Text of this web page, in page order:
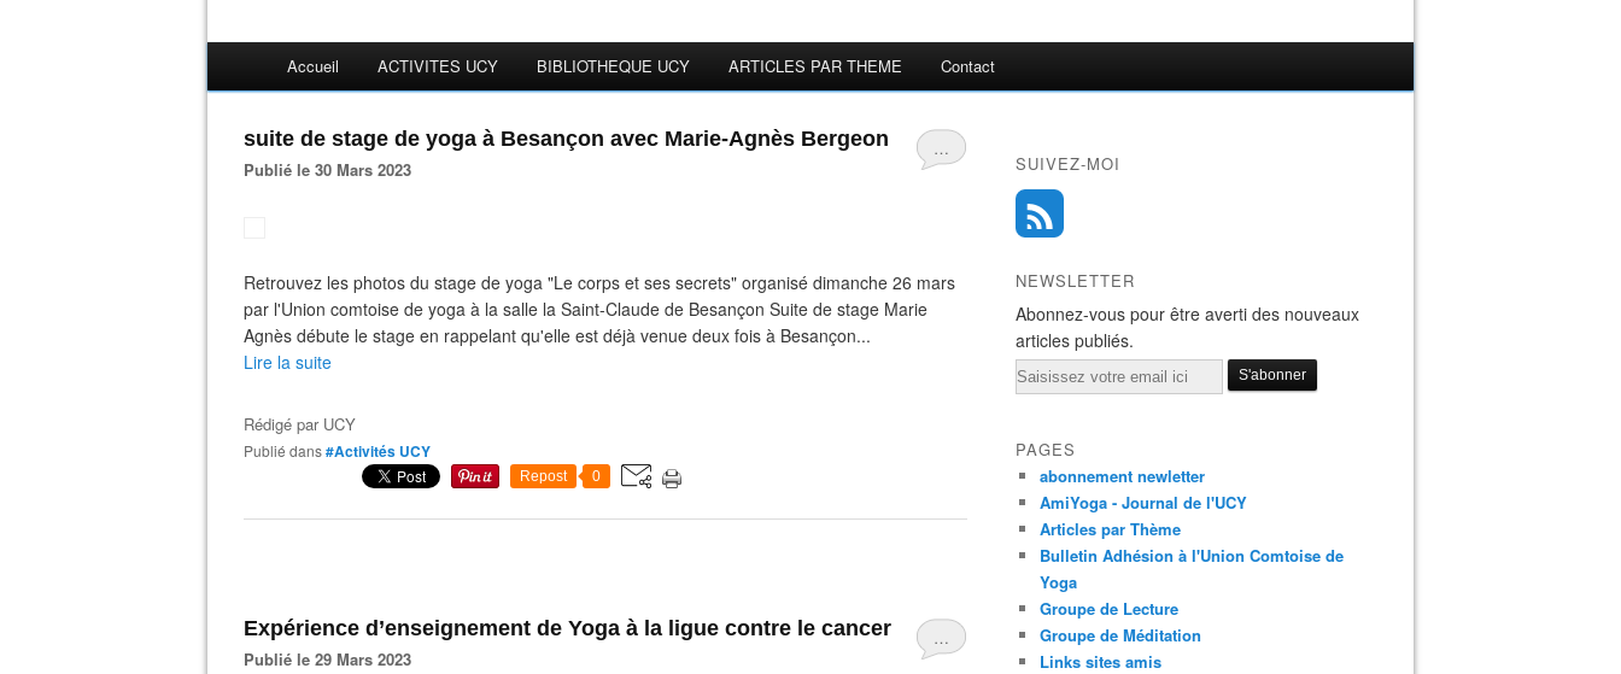
Accueil ACTIVITES UCY BIBLIOTHEQUE UCY ARTICLES PAR THEME Contact
…
suite de stage de yoga à Besançon avec Marie-Agnès Bergeon
Publié le 30 Mars 2023
Retrouvez les photos du stage de yoga "Le corps et ses secrets" organisé dimanche 26 mars
par l'Union comtoise de yoga à la salle la Saint-Claude de Besançon Suite de stage Marie
Agnès débute le stage en rappelant qu'elle est déjà venue deux fois à Besançon...
Lire la suite
Rédigé par UCY
Publié dans#Activités UCY
Repost 0
…
Expérience d’enseignement de Yoga à la ligue contre le cancer
Publié le 29 Mars 2023
SUIVEZ-MOI
NEWSLETTER
Abonnez-vous pour être averti des nouveaux
articles publiés.
Email
PAGES
abonnement newletter
AmiYoga - Journal de l'UCY
Articles par Thème
Bulletin Adhésion à l'Union Comtoise de
Yoga
Groupe de Lecture
Groupe de Méditation
Links sites amis